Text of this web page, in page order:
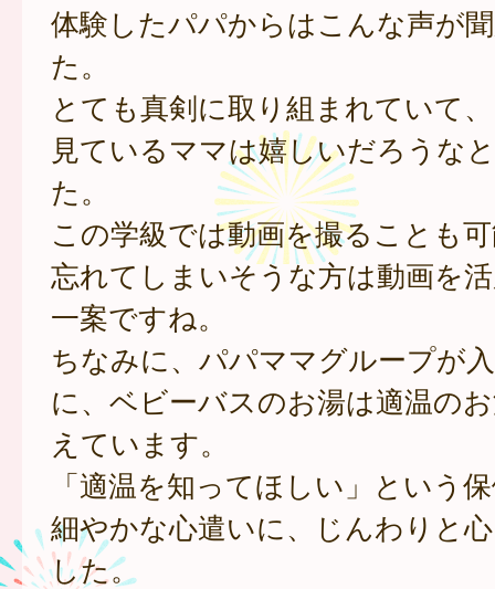
体験したパパからはこんな声が
た。
とても真剣に取り組まれていて
見ているママは嬉しいだろうな
た。
この学級では動画を撮ることも
忘れてしまいそうな方は動画を
一案ですね。
ちなみに、パパママグループが
に、ベビーバスのお湯は適温の
えています。
「適温を知ってほしい」という
細やかな心遣いに、じんわりと
した。